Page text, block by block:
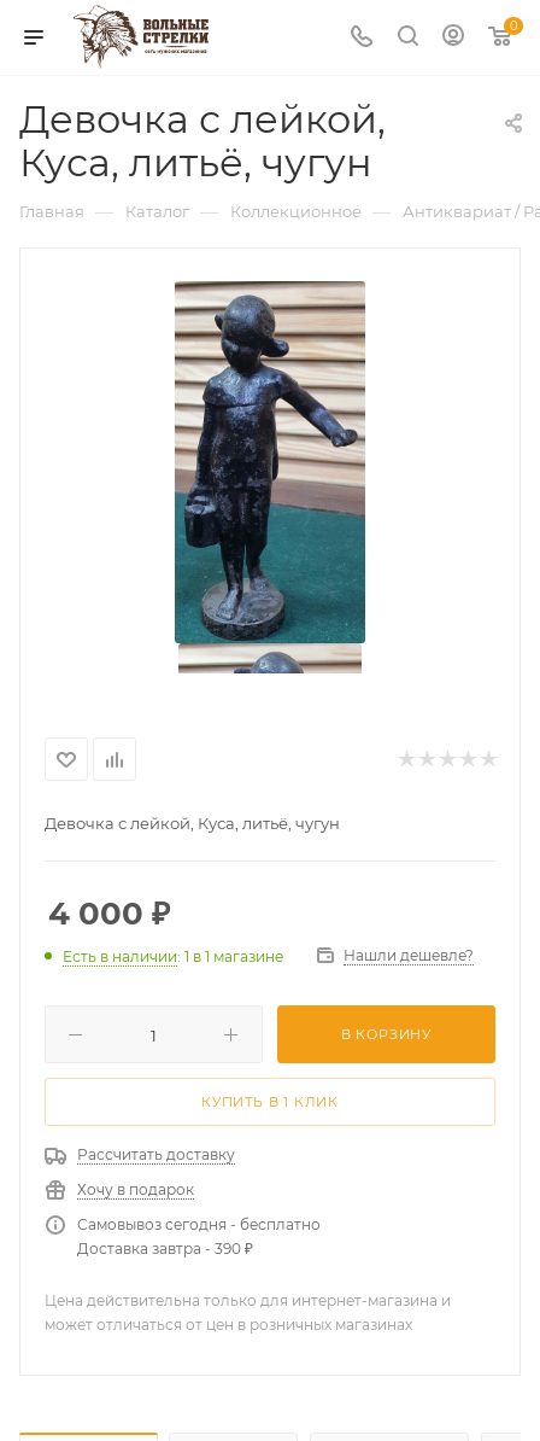
0
Девочка с лейкой,
Куса, литьё, чугун
Главная — Каталог — Коллекционное — Антиквариат /
Девочка с лейкой, Куса, литьё, чугун
4 000 ₽
Есть в наличии: 1 в 1 магазине Нашли дешевле?
В КОРЗИНУ
КУПИТЬ В 1 КЛИК
Рассчитать доставку
Хочу в подарок
Самовывоз сегодня - бесплатно
Доставка завтра - 390 ₽
Цена действительна только для интернет-магазина и
может отличаться от цен в розничных магазинах